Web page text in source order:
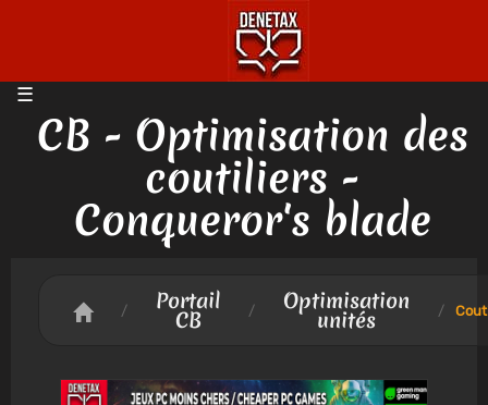
CB - Optimisation des
coutiliers -
Conqueror's blade
/ Portail
CB / Optimisation
unités /